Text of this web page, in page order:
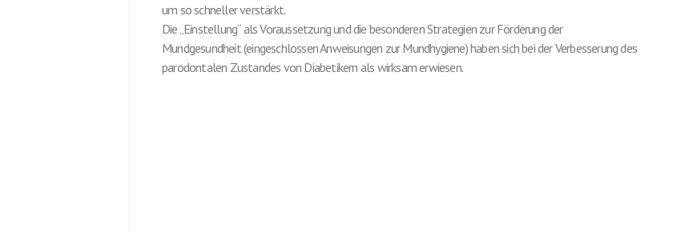
um so schneller verstärkt.
Die „Einstellung“ als Voraussetzung und die besonderen Strategien zur Förderung der
Mundgesundheit (eingeschlossen Anweisungen zur Mundhygiene) haben sich bei der Verbesserung des
parodontalen Zustandes von Diabetikern als wirksam erwiesen.